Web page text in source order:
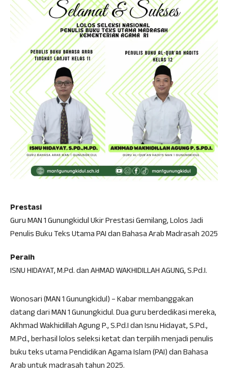
Prestasi
Guru MAN 1 Gunungkidul Ukir Prestasi Gemilang, Lolos Jadi
Penulis Buku Teks Utama PAI dan Bahasa Arab Madrasah 2025
Peraih
ISNU HIDAYAT, M.Pd. dan AHMAD WAKHIDILLAH AGUNG, S.Pd.I.
Wonosari (MAN 1 Gunungkidul) – Kabar membanggakan
datang dari MAN 1 Gunungkidul. Dua guru berdedikasi mereka,
Akhmad Wakhidillah Agung P., S.Pd.I dan Isnu Hidayat, S.Pd.,
M.Pd., berhasil lolos seleksi ketat dan terpilih menjadi penulis
buku teks utama Pendidikan Agama Islam (PAI) dan Bahasa
Arab untuk madrasah tahun 2025.